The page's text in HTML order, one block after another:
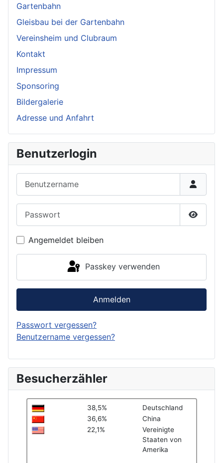
Gartenbahn
Gleisbau bei der Gartenbahn
Vereinsheim und Clubraum
Kontakt
Impressum
Sponsoring
Bildergalerie
Adresse und Anfahrt
Benutzerlogin
Angemeldet bleiben
Passkey verwenden
Anmelden
Passwort vergessen?
Benutzername vergessen?
Besucherzähler
38,5%
Deutschland
36,6%
China
22,1%
Vereinigte
Staaten von
Amerika